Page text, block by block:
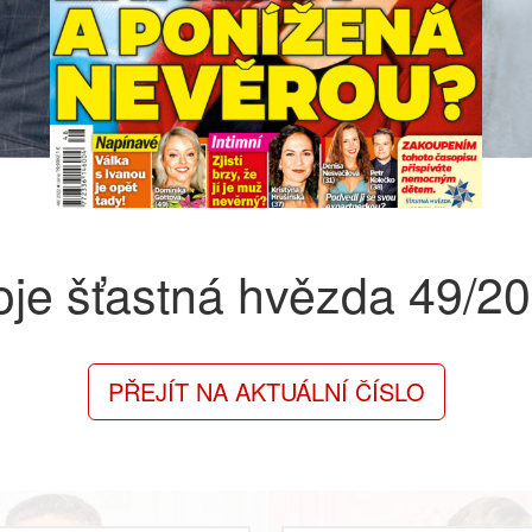
šťastná hvězda 49/
PŘEJÍT NA AKTUÁLNÍ ČÍSLO